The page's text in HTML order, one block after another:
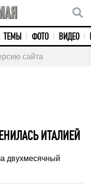
ТЕМЫ ФОТО ВИДЕО
сайта
ИТАЛИЕЙ
двухмесячный